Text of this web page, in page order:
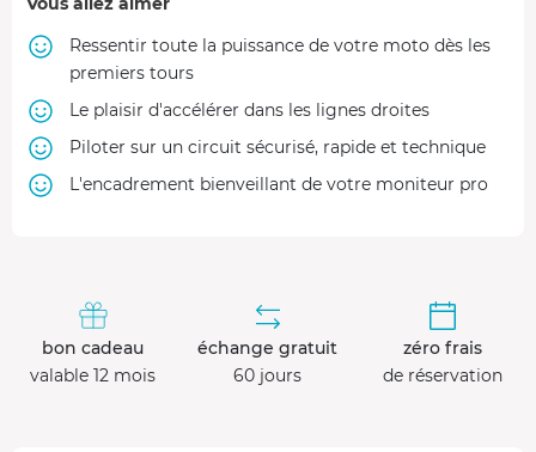
Ressentir toute la puissance de votre moto dès les
premiers tours
Le plaisir d'accélérer dans les lignes droites
Piloter sur un circuit sécurisé, rapide et technique
L'encadrement bienveillant de votre moniteur pro
bon cadeau
valable 12 mois
échange gratuit
60 jours
zéro frais
de réservation